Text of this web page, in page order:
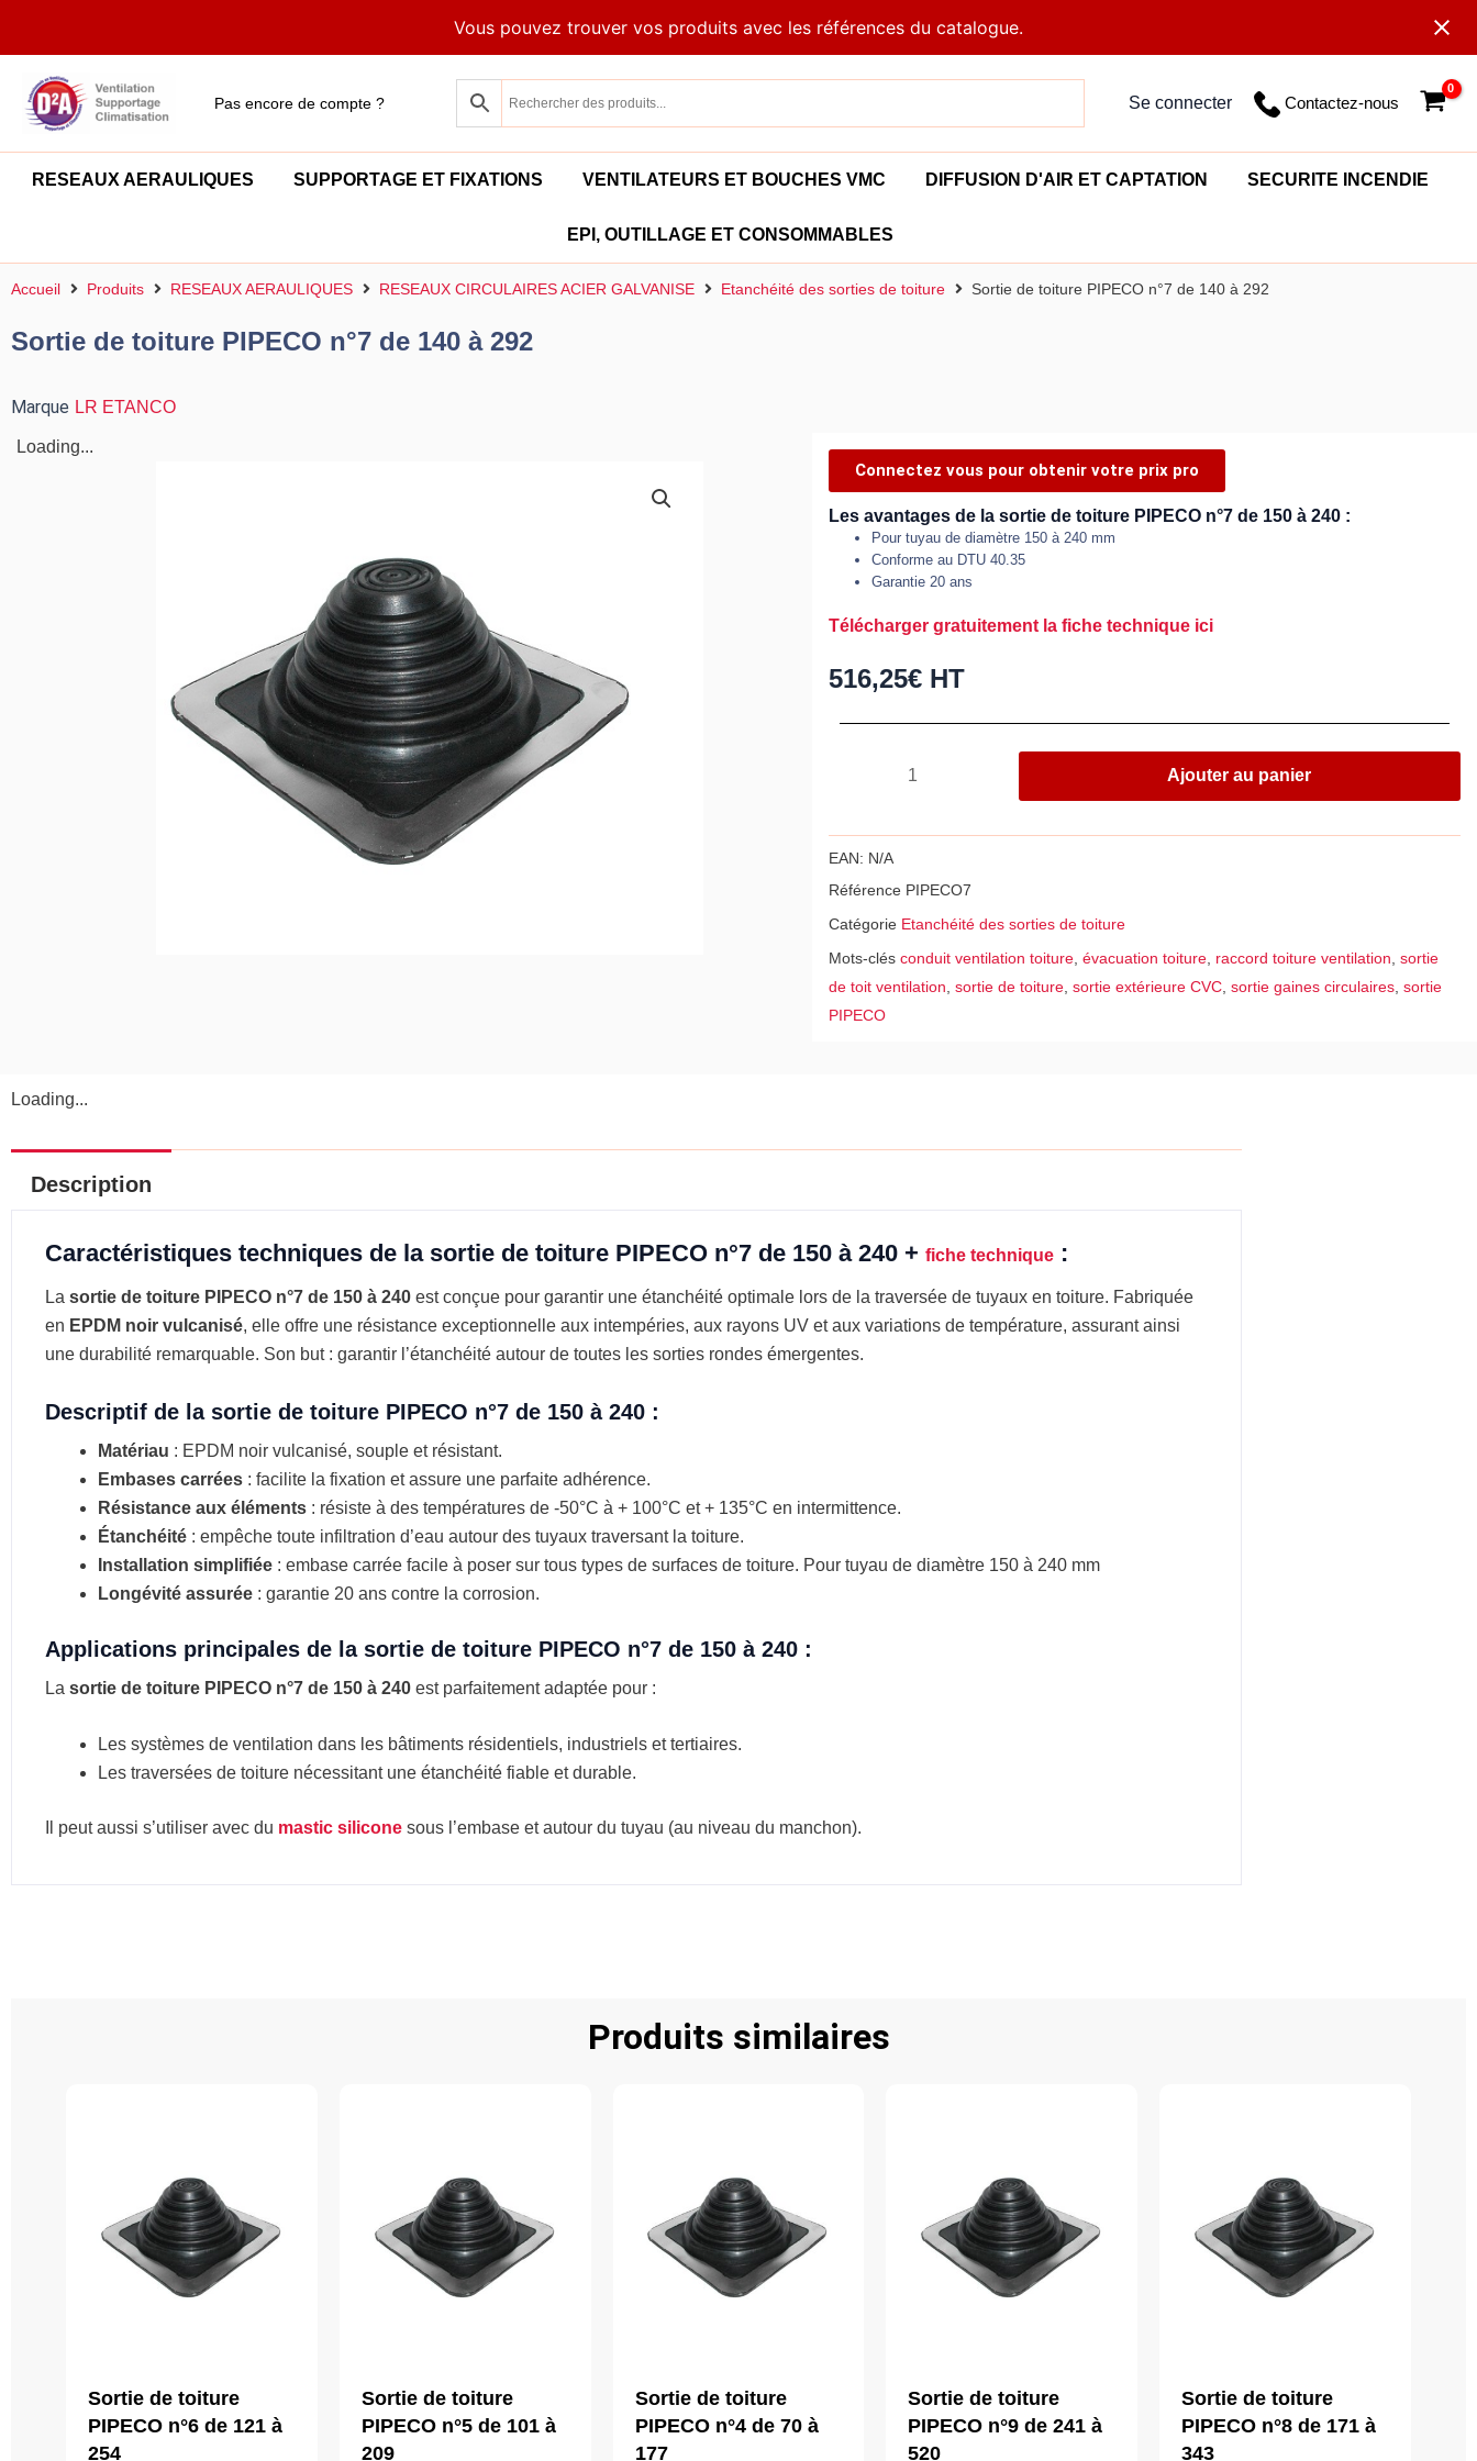
Vous pouvez trouver vos produits avec les références du catalogue.
Pas encore de compte ? Se connecter Contactez-nous
RESEAUX AERAULIQUES SUPPORTAGE ET FIXATIONS VENTILATEURS ET BOUCHES VMC DIFFUSION D'AIR ET CAPTATION SECURITE INCENDIE
EPI, OUTILLAGE ET CONSOMMABLES
Accueil Produits RESEAUX AERAULIQUES RESEAUX CIRCULAIRES ACIER GALVANISE Etanchéité des sorties de toiture Sortie de toiture PIPECO n°7 de 140 à 292
Sortie de toiture PIPECO n°7 de 140 à 292
Marque LR ETANCO
Loading...
Connectez vous pour obtenir votre prix pro
Les avantages de la sortie de toiture PIPECO n°7 de 150 à 240 :
Pour tuyau de diamètre 150 à 240 mm
Conforme au DTU 40.35
Garantie 20 ans
Télécharger gratuitement la fiche technique ici
516,25€ HT
de
n°7
de
140
à
Ajouter au panier
EAN: N/A
Référence PIPECO7
Catégorie Etanchéité des sorties de toiture
Mots-clés conduit ventilation toiture ,évacuation toiture raccord toiture ventilation ,sortie
de toit ventilation ,sortie de toiture ,sortie extérieure CVC ,sortie gaines circulaires ,sortie
PIPECO
Loading...
Description
Caractéristiques techniques de la sortie de toiture PIPECO n°7 de 150 à 240 + fiche technique :
La sortie de toiture PIPECO n°7 de 150 à 240 est conçue pour garantir une étanchéité optimale lors de la traversée de tuyaux en toiture. Fabriquée
en EPDM noir vulcanisé, elle offre une résistance exceptionnelle aux intempéries, aux rayons UV et aux variations de température, assurant ainsi
une durabilité remarquable. Son but : garantir l’étanchéité autour de toutes les sorties rondes émergentes.
Descriptif de la sortie de toiture PIPECO n°7 de 150 à 240 :
Matériau : EPDM noir vulcanisé, souple et résistant.
Embases carrées : facilite la fixation et assure une parfaite adhérence.
Résistance aux éléments : résiste à des températures de -50°C à + 100°C et + 135°C en intermittence.
Étanchéité : empêche toute infiltration d’eau autour des tuyaux traversant la toiture.
Installation simplifiée : embase carrée facile à poser sur tous types de surfaces de toiture. Pour tuyau de diamètre 150 à 240 mm
Longévité assurée : garantie 20 ans contre la corrosion.
Applications principales de la sortie de toiture PIPECO n°7 de 150 à 240 :
La sortie de toiture PIPECO n°7 de 150 à 240 est parfaitement adaptée pour :
Les systèmes de ventilation dans les bâtiments résidentiels, industriels et tertiaires.
Les traversées de toiture nécessitant une étanchéité fiable et durable.
Il peut aussi s’utiliser avec du mastic silicone sous l’embase et autour du tuyau (au niveau du manchon).
Produits similaires
Sortie de toiture
PIPECO n°6 de 121 à
254
Sortie de toiture
PIPECO n°5 de 101 à
209
Sortie de toiture
PIPECO n°4 de 70 à
177
Sortie de toiture
PIPECO n°9 de 241 à
520
Sortie de toiture
PIPECO n°8 de 171 à
343